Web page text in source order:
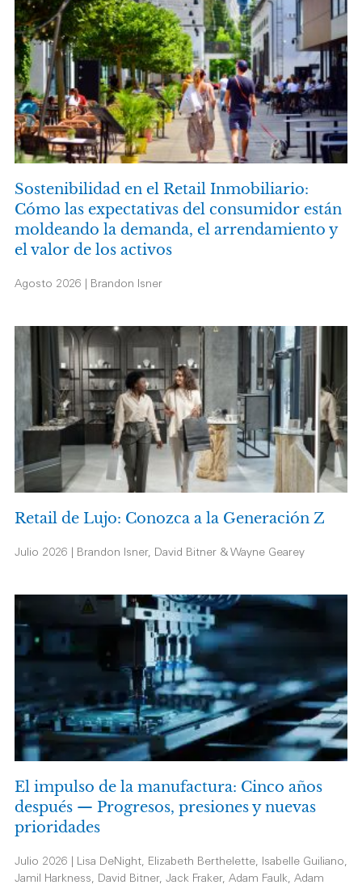
Sostenibilidad en el Retail Inmobiliario:
Cómo las expectativas del consumidor están
moldeando la demanda, el arrendamiento y
el valor de los activos
Agosto 2026 | Brandon Isner
Retail de Lujo: Conozca a la Generación Z
Julio 2026 | Brandon Isner, David Bitner & Wayne Gearey
El impulso de la manufactura: Cinco años
después — Progresos, presiones y nuevas
prioridades
Julio 2026 | Lisa DeNight, Elizabeth Berthelette, Isabelle Guiliano,
Jamil Harkness, David Bitner, Jack Fraker, Adam Faulk, Adam